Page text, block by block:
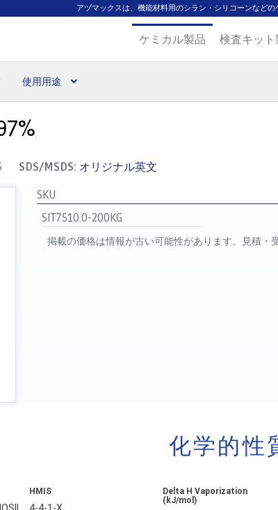
アヅマックスは、機能材料用のシラン・シリコーンなど
ケミカル製品 検査キット
使用用途
SDS/MSDS: オリジナル英文
SKU
SIT7510.0-200KG
掲載の価格は情報が古い可能性があります。見積・
HMIS
化学的性
Delta H Vaporization
(kJ/mol)